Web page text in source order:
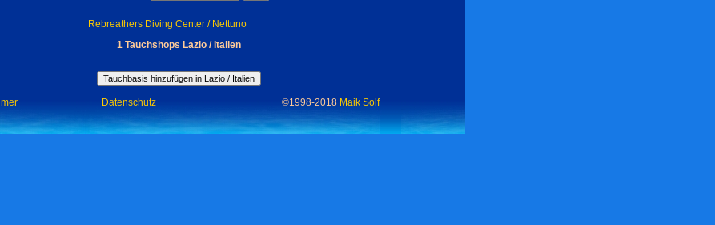
Rebreathers Diving Center / Nettuno
1 Tauchshops Lazio / Italien
Datenschutz ©1998-2018 Maik Solf